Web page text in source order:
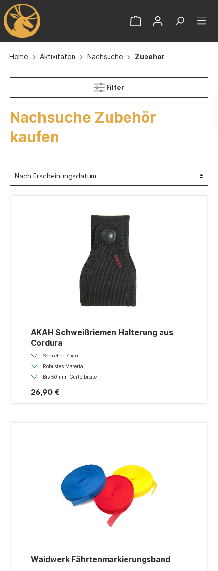
Home Aktivitäten Nachsuche Zubehör
Filter
Nachsuche Zubehör
kaufen
AKAH Schweißriemen Halterung aus
Cordura
Schneller Zugriff
Robustes Material
Bis 50 mm Gürtelbreite
26,90 €
Waidwerk Fährtenmarkierungsband